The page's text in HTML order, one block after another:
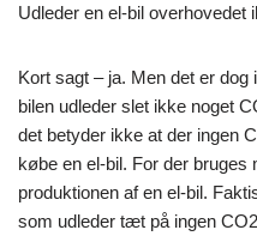
Udleder en el-bil overhovedet
Kort sagt – ja. Men det er
bilen udleder slet ikke noget
det betyder ikke at der ingen
købe en el-bil. For der bruges
produktionen af en el-bil.
som udleder tæt på ingen